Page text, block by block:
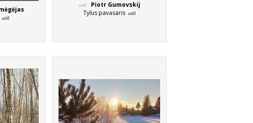
Piotr Gumovskij
Tylus pavasaris